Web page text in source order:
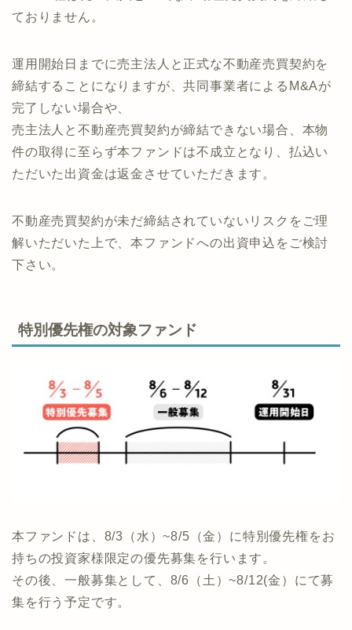
ておりません。
運用開始日までに売主法人と正式な不動産売買契約を
締結することになりますが、共同事業者によるM&Aが
完了しない場合や、
売主法人と不動産売買契約が締結できない場合、本物
件の取得に至らず本ファンドは不成立となり、払込い
ただいた出資金は返金させていただきます。
不動産売買契約が未だ締結されていないリスクをご理
解いただいた上で、本ファンドへの出資申込をご検討
下さい。
特別優先権の対象ファンド
本ファンドは、8/3（水）~8/5（金）に特別優先権をお
持ちの投資家様限定の優先募集を行います。
その後、一般募集として、8/6（土）~8/12(金）にて募
集を行う予定です。